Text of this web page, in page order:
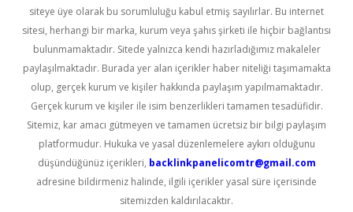
siteye üye olarak bu sorumluluğu kabul etmiş sayılırlar. Bu internet
sitesi, herhangi bir marka, kurum veya şahıs şirketi ile hiçbir bağlantısı
bulunmamaktadır. Sitede yalnızca kendi hazırladığımız makaleler
paylaşılmaktadır. Burada yer alan içerikler haber niteliği taşımamakta
olup, gerçek kurum ve kişiler hakkında paylaşım yapılmamaktadır.
Gerçek kurum ve kişiler ile isim benzerlikleri tamamen tesadüfidir.
Sitemiz, kar amacı gütmeyen ve tamamen ücretsiz bir bilgi paylaşım
platformudur. Hukuka ve yasal düzenlemelere aykırı olduğunu
düşündüğünüz içerikleri, backlinkpanelicomtr@gmail.com
adresine bildirmeniz halinde, ilgili içerikler yasal süre içerisinde
sitemizden kaldırılacaktır.